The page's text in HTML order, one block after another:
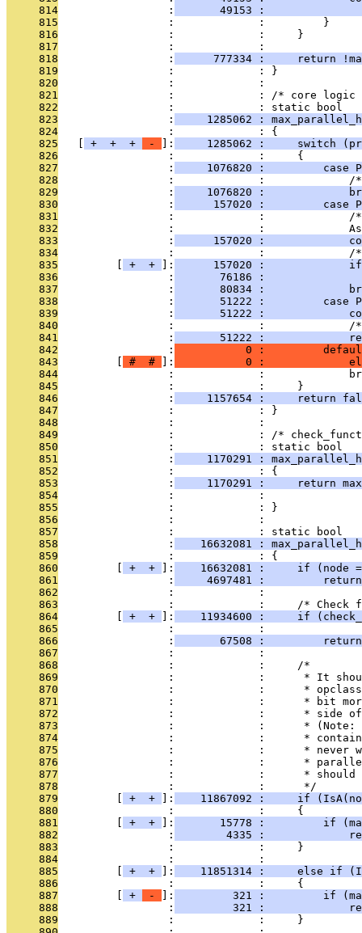
     814
                 :
49153 :
     815
                 :             :         }
     816
                 :             :     }
     817
                 :             :
     818
                 :
777334 :     return
     819
                 :             : }
     820
                 :             :
     821
:             : /* core
     822
                 :             : static bool
     823
                 :
1285062 :
     824
                 :             : {
     825
+ + + - ]:
1285062 :     switch
     826
                 :             :     {
     827
                 :
1076820 :         case
     828
:             :
     829
                 :
1076820 :
     830
                 :
157020 :         case
     831
:             :
     832
:             :
     833
                 :
157020 :
     834
:             :
     835
+ + ]:
157020 :
     836
                 :
76186 :
     837
                 :
80834 :
     838
                 :
51222 :         case
     839
                 :
51222 :
     840
:             :
     841
                 :
51222 :
     842
                 :
0 :
     843
# # ]:
0 :
     844
:             :
     845
                 :             :     }
     846
                 :
1157654 :     return
     847
                 :             : }
     848
                 :             :
     849
:             : /*
     850
                 :             : static bool
     851
                 :
1170291 :
     852
                 :             : {
     853
                 :
1170291 :     return
     854
:             :
     855
                 :             : }
     856
                 :             :
     857
                 :             : static bool
     858
                 :
16632081 :
     859
                 :             : {
     860
+ + ]:
16632081 :     if (node
     861
                 :
4697481 :
     862
                 :             :
     863
:             :     /* Check
     864
+ + ]:
11934600 :     if
     865
:             :
     866
                 :
67508 :
     867
                 :             :
     868
                 :             :     /*
     869
:             :      * It
     870
:             :      *
     871
:             :      * bit
     872
:             :      * side
     873
:             :      *
     874
:             :      *
     875
:             :      * never
     876
:             :      *
     877
:             :      *
     878
                 :             :      */
     879
+ + ]:
11867092 :     if
     880
                 :             :     {
     881
+ + ]:
15778 :         if
     882
                 :
4335 :
     883
                 :             :     }
     884
                 :             :
     885
+ + ]:
11851314 :     else if
     886
                 :             :     {
     887
+ - ]:
321 :         if
     888
                 :
321 :
     889
                 :             :     }